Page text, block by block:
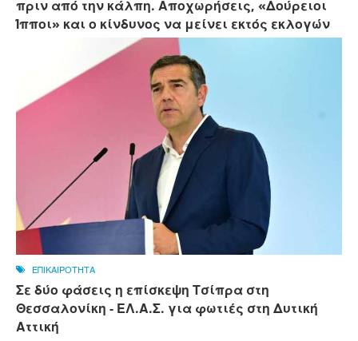
πριν από την κάλπη. Αποχωρήσεις, «Δούρειοι
Ίπποι» και ο κίνδυνος να μείνει εκτός εκλογών
ΕΠΙΚΑΙΡΟΤΗΤΑ
Σε δύο φάσεις η επίσκεψη Τσίπρα στη
Θεσσαλονίκη - ΕΛ.Α.Σ. για φωτιές στη Δυτική
Αττική